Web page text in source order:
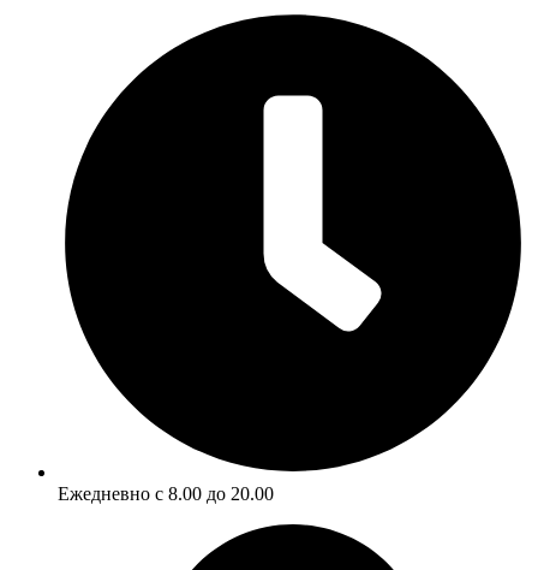
Ежедневно с 8.00 до 20.00